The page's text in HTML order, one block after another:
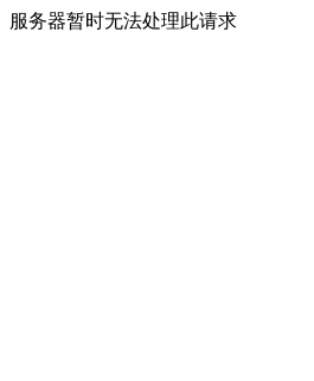
服务器暂时无法处理此请求